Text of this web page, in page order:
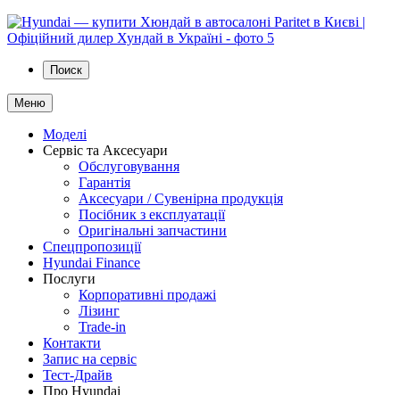
Поиск
Меню
Моделі
Сервіс та Аксесуари
Обслуговування
Гарантія
Аксесуари / Сувенірна продукція
Посібник з експлуатації
Оригінальні запчастини
Спецпропозиції
Hyundai Finance
Послуги
Корпоративні продажі
Лізинг
Trade-in
Контакти
Запис на сервіс
Тест-Драйв
Про Hyundai